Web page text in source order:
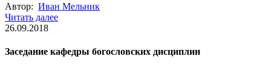
Автор: Иван Мельник
Читать далее
26.09.2018
Заседание кафедры богословских дисциплин